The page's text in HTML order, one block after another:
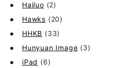
Hailuo (2)
Hawks (20)
HHKB (33)
Hunyuan Image (3)
iPad (6)